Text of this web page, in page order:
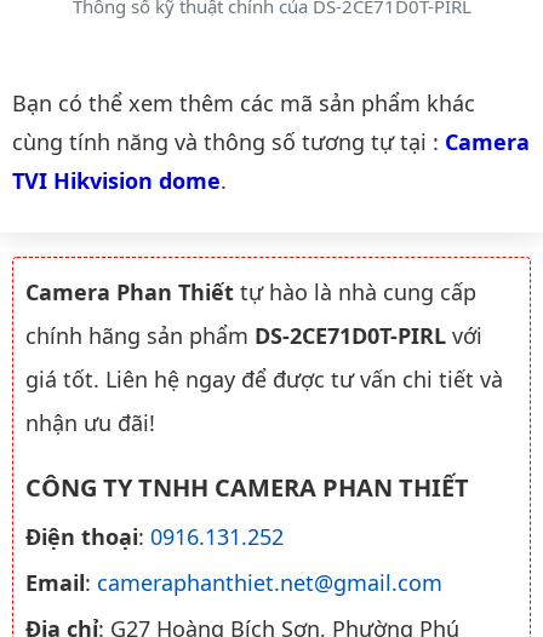
Thông số kỹ thuật chính của DS-2CE71D0T-PIRL
Danh mục liên quan
Bạn có thể xem thêm các mã sản phẩm khác
cùng tính năng và thông số tương tự tại : Camera
TVI Hikvision dome.
Camera Phan Thiết tự hào là nhà cung cấp
chính hãng sản phẩm DS-2CE71D0T-PIRL với
giá tốt. Liên hệ ngay để được tư vấn chi tiết và
nhận ưu đãi!
CÔNG TY TNHH CAMERA PHAN THIẾT
Điện thoại: 0916.131.252
Email: cameraphanthiet.net@gmail.com
Địa chỉ: G27 Hoàng Bích Sơn, Phường Phú